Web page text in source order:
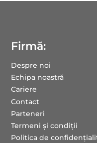
Firmă:
Despre noi
Echipa noastră
Cariere
Contact
Parteneri
Termeni și condiții
Politica de